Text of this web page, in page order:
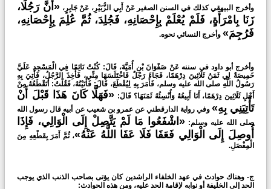
وأخرج البيهقي كذلك في السنن الصغير عَنْ أَبِي الزُّبَيْرِ، عَنْ جَابِرٍ،«أَنَّ رَجُلًا،
زَنَا بِامْرَأَةٍ، فَلَمْ يُعْلَمْ بِإِحْصَانِهِ، فَجُلِدَ، ثُمَّ عُلِمَ بِإِحْصَانِهِ،
فَرُجِمَ» وأخرج النسائي نحوه.
وأخرج أبو داود في سننه عَنْ صَفْوَانَ بْنِ أُمَيَّةَ، قَالَ: كُنْتُ نَائِمًا فِي الْمَسْجِدِ عَلَيَّ
خَمِيصَةٌ لِي ثَمَنُ ثَلَاثِينَ دِرْهَمًا، فَجَاءَ رَجُلٌ فَاخْتَلَسَهَا مِنِّي، فَأُخِذَ الرَّجُلُ، فَأُتِيَ بِهِ
رَسُولُ اللَّهِ صلى الله عليه وسلم، فَأَمَرَ بِهِ لِيُقْطَعَ، قَالَ: فَأَتَيْتُهُ، فَقُلْتُ: أَتَقْطَعُهُ مِنْ
أَجْلِ ثَلَاثِينَ دِرْهَمًا، أَنَا أَبِيعُهُ وَأُنْسِئُهُ ثَمَنَهَا؟ قَالَ: «فَهَلَّا كَانَ هَذَا قَبْلَ أَنْ
تَأْتِيَنِي بِهِ» وفي رواية الدارقطني عن عمرو بن شعيب عن أبيه قال رسول الله
صلى الله عليه وسلم: «اشْفَعُوا مَا لَمْ يَتَّصِلْ إِلَى الْوَالِي، فَإِذَا
أُوصِلَ إِلَى الْوَالِي فَعَفَا فَلَا عَفَا اللَّهُ عَنْهُ»، ثُمَّ أَمَرَ بِقَطْعِهِ مِنَ
الْمِفْصَلِ.
ج- وهناك حوادث في عهد الخلفاء الراشدين كان يؤتى بصاحب الذنب الذي يوجب
الحد إلى الخليفة أو نوابه لإقامة الحد عليه، ومن هذه الحوادث: